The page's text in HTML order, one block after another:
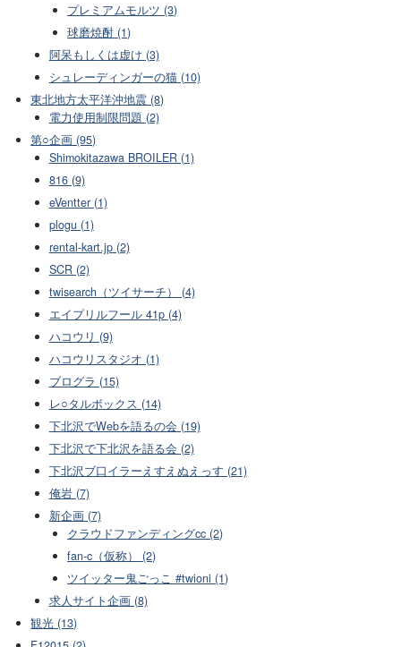
プレミアムモルツ (3)
球磨焼酎 (1)
阿呆もしくは虚け (3)
シュレーディンガーの猫 (10)
東北地方太平洋沖地震 (8)
電力使用制限問題 (2)
第○企画 (95)
Shimokitazawa BROILER (1)
816 (9)
eVentter (1)
plogu (1)
rental-kart.jp (2)
SCR (2)
twisearch（ツイサーチ） (4)
エイプリルフール 41p (4)
ハコウリ (9)
ハコウリスタジオ (1)
ブログラ (15)
レ○タルボックス (14)
下北沢でWebを語るの会 (19)
下北沢で下北沢を語る会 (2)
下北沢ブ口イラーえすえぬえっす (21)
俺岩 (7)
新企画 (7)
クラウドファンディングcc (2)
fan-c（仮称） (2)
ツイッター鬼ごっこ #twioni (1)
求人サイト企画 (8)
観光 (13)